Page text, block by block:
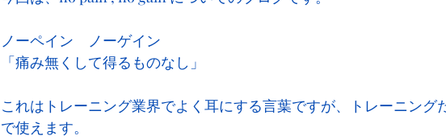
ノーペイン　ノーゲイン
「痛み無くして得るものなし」
これはトレーニング業界でよく耳にする言葉ですが、トレーニング
で使えます。